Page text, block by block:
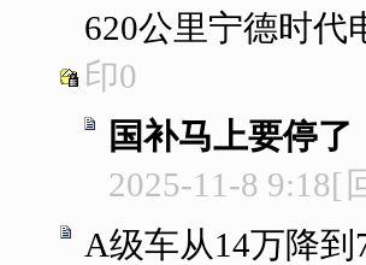
620公里宁德时代
印0
国补马上要停
2025-11-8 9:18[
A级车从14万降